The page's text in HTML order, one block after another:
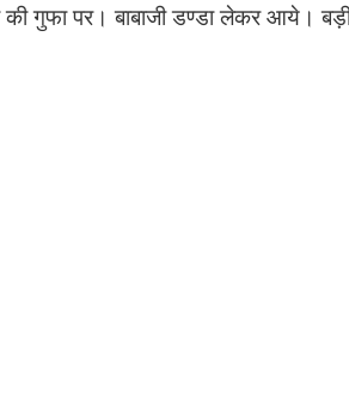
की गुफा पर। बाबाजी डण्डा लेकर आये।